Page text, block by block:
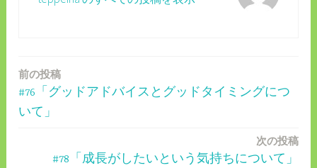
投
稿
前の投稿
#76「グッドアドバイスとグッドタイミングにつ
いて」
次の投稿
#78「成長がしたいという気持ちについて」